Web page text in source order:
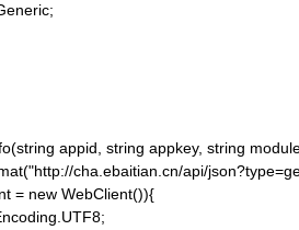
appid, string appkey, string
cha.ebaitian.cn/api/
= new WebClient()){
Encoding.UTF8;